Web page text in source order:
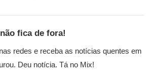
fica de fora!
nas redes e receba as notícias quentes em
Deu notícia. Tá no Mix!